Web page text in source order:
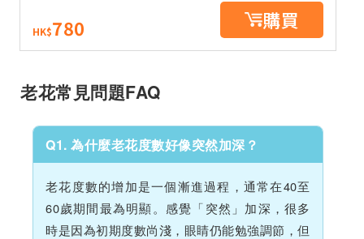
HK$780 購買
老花常見問題FAQ
Q1. 為什麼老花度數好像突然加深？
老花度數的增加是一個漸進過程，通常在40至
60歲期間最為明顯。感覺「突然」加深，很多
時是因為初期度數尚淺，眼睛仍能勉強調節，但